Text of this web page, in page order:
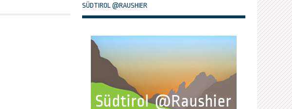
SÜDTIROL @RAUSHIER